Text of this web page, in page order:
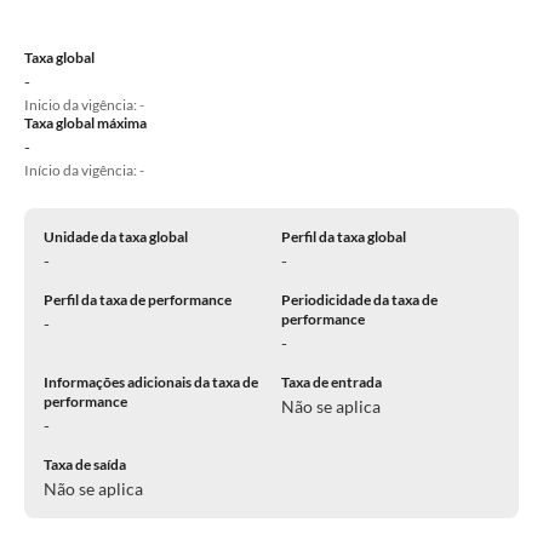
Taxa global
-
Inicio da vigência: -
Taxa global máxima
-
Início da vigência: -
Unidade da taxa global
-
Perfil da taxa global
-
Perfil da taxa de performance
-
Periodicidade da taxa de
performance
-
Informações adicionais da taxa de
performance
-
Taxa de entrada
Não se aplica
Taxa de saída
Não se aplica